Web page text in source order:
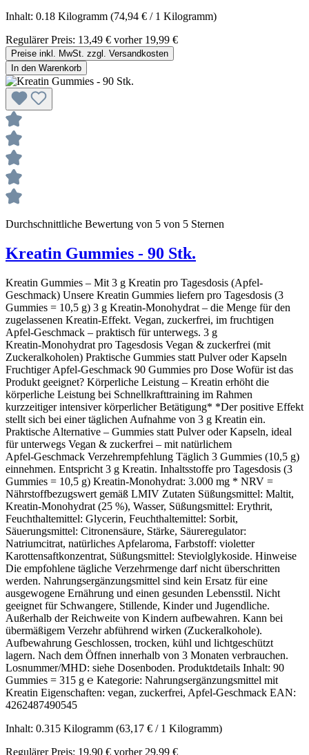
Inhalt: 0.18 Kilogramm (74,94 € / 1 Kilogramm)
Regulärer Preis: 13,49 € vorher 19,99 €
Preise inkl. MwSt. zzgl. Versandkosten
In den Warenkorb
Durchschnittliche Bewertung von 5 von 5 Sternen
Kreatin Gummies - 90 Stk.
Kreatin Gummies – Mit 3 g Kreatin pro Tagesdosis (Apfel-
Geschmack) Unsere Kreatin Gummies liefern pro Tagesdosis (3
Gummies = 10,5 g) 3 g Kreatin‑Monohydrat – die Menge für den
zugelassenen Kreatin‑Effekt. Vegan, zuckerfrei, im fruchtigen
Apfel‑Geschmack – praktisch für unterwegs. 3 g
Kreatin‑Monohydrat pro Tagesdosis Vegan & zuckerfrei (mit
Zuckeralkoholen) Praktische Gummies statt Pulver oder Kapseln
Fruchtiger Apfel‑Geschmack 90 Gummies pro Dose Wofür ist das
Produkt geeignet? Körperliche Leistung – Kreatin erhöht die
körperliche Leistung bei Schnellkrafttraining im Rahmen
kurzzeitiger intensiver körperlicher Betätigung* *Der positive Effekt
stellt sich bei einer täglichen Aufnahme von 3 g Kreatin ein.
Praktische Alternative – Gummies statt Pulver oder Kapseln, ideal
für unterwegs Vegan & zuckerfrei – mit natürlichem
Apfel‑Geschmack Verzehrempfehlung Täglich 3 Gummies (10,5 g)
einnehmen. Entspricht 3 g Kreatin. Inhaltsstoffe pro Tagesdosis (3
Gummies = 10,5 g) Kreatin‑Monohydrat: 3.000 mg * NRV =
Nährstoffbezugswert gemäß LMIV Zutaten Süßungsmittel: Maltit,
Kreatin‑Monohydrat (25 %), Wasser, Süßungsmittel: Erythrit,
Feuchthaltemittel: Glycerin, Feuchthaltemittel: Sorbit,
Säuerungsmittel: Citronensäure, Stärke, Säureregulator:
Natriumcitrat, natürliches Apfelaroma, Farbstoff: violetter
Karottensaftkonzentrat, Süßungsmittel: Steviolglykoside. Hinweise
Die empfohlene tägliche Verzehrmenge darf nicht überschritten
werden. Nahrungsergänzungsmittel sind kein Ersatz für eine
ausgewogene Ernährung und einen gesunden Lebensstil. Nicht
geeignet für Schwangere, Stillende, Kinder und Jugendliche.
Außerhalb der Reichweite von Kindern aufbewahren. Kann bei
übermäßigem Verzehr abführend wirken (Zuckeralkohole).
Aufbewahrung Geschlossen, trocken, kühl und lichtgeschützt
lagern. Nach dem Öffnen innerhalb von 3 Monaten verbrauchen.
Losnummer/MHD: siehe Dosenboden. Produktdetails Inhalt: 90
Gummies = 315 g ℮ Kategorie: Nahrungsergänzungsmittel mit
Kreatin Eigenschaften: vegan, zuckerfrei, Apfel‑Geschmack EAN:
4262487490545
Inhalt: 0.315 Kilogramm (63,17 € / 1 Kilogramm)
Regulärer Preis: 19,90 € vorher 29,99 €